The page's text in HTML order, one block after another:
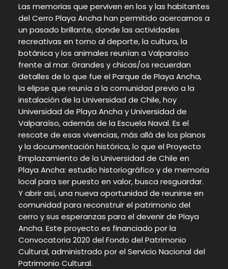
Las memorias que perviven en los y las habitantes
del Cerro Playa Ancha han permitido acercarnos a
un pasado brillante, donde las actividades
recreativas en torno al deporte, la cultura, la
botánica y los animales reunían a Valparaíso
frente al mar. Grandes y chicas/os recuerdan
detalles de lo que fue el Parque de Playa Ancha,
la elipse que reunía a la comunidad previo a la
instalación de la Universidad de Chile, hoy
Universidad de Playa Ancha y Universidad de
Valparaíso, además de la Escuela Naval. Es el
rescate de esas vivencias, más allá de los planos
y la documentación histórica, lo que el Proyecto
Emplazamiento de la Universidad de Chile en
Playa Ancha: estudio historiográfico y de memoria
local para ser puesto en valor, busca resguardar.
Y abrir así, una nueva oportunidad de reunirse en
comunidad para reconstruir el patrimonio del
cerro y sus esperanzas para el devenir de Playa
Ancha. Este proyecto es financiado por la
Convocatoria 2020 del Fondo del Patrimonio
Cultural, administrado por el Servicio Nacional del
Patrimonio Cultural.